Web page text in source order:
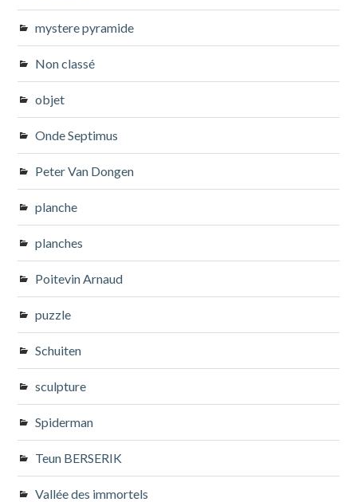
mystere pyramide
Non classé
objet
Onde Septimus
Peter Van Dongen
planche
planches
Poitevin Arnaud
puzzle
Schuiten
sculpture
Spiderman
Teun BERSERIK
Vallée des immortels